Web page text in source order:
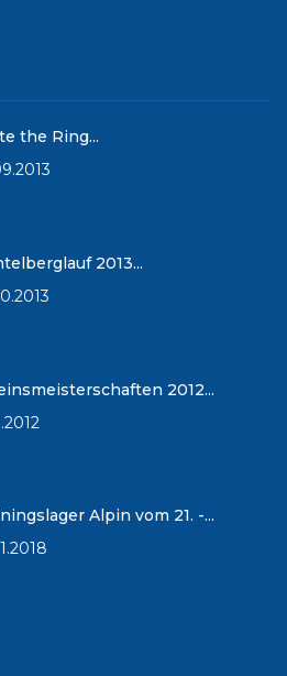
the Ring...
2013...
2012...
Alpin vom 21. -...